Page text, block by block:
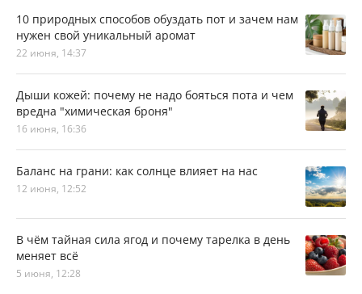
10 природных способов обуздать пот и зачем нам
нужен свой уникальный аромат
22 июня, 14:37
Дыши кожей: почему не надо бояться пота и чем
вредна "химическая броня"
16 июня, 16:36
Баланс на грани: как солнце влияет на нас
12 июня, 12:52
В чём тайная сила ягод и почему тарелка в день
меняет всё
5 июня, 12:28